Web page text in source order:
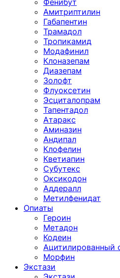
Фенибут
Амитриптилин
Габапентин
Трамадол
Тропикамид
Модафинил
Клоназепам
Диазепам
Золофт
Флуоксетин
Эсциталопрам
Тапентадол
Атаракс
Аминазин
Андипал
Клофелин
Кветиапин
Субутекс
Оксикодон
Аддералл
Метилфенидат
Опиаты
Героин
Метадон
Кодеин
Ацитилированный
Морфин
Экстази